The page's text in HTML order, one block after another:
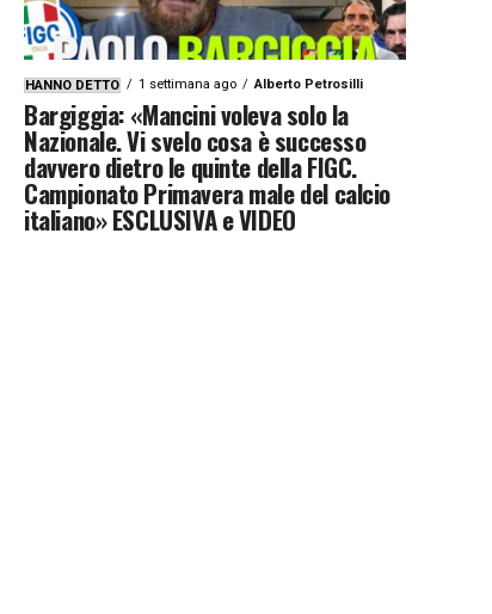
HANNO DETTO 1 settimana ago Alberto Petrosilli
Bargiggia: «Mancini voleva solo la
Nazionale. Vi svelo cosa è successo
davvero dietro le quinte della FIGC.
Campionato Primavera male del calcio
italiano» ESCLUSIVA e VIDEO